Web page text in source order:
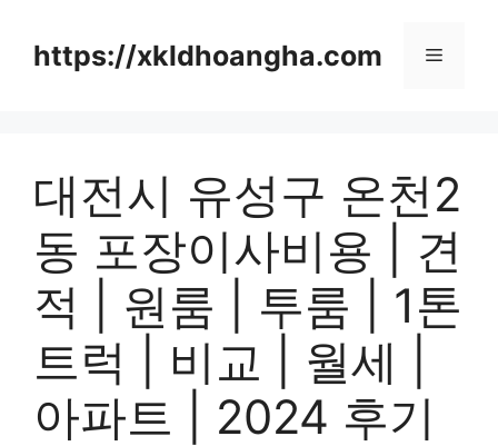
https://xkldhoangha.com 메
대전시 유성구 온천2
동 포장이사비용 | 견
적 | 원룸 | 투룸 | 1톤
트럭 | 비교 | 월세 |
아파트 | 2024 후기